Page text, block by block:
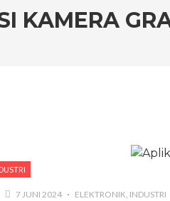
KAMERA
7 JUNI 2024 ELEKTRONIK INDUSTRI